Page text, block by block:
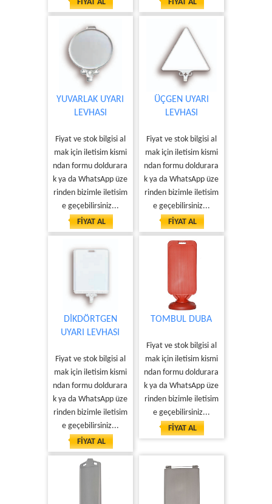
FİYAT AL FİYAT AL
YUVARLAK UYARI
LEVHASI
Fiyat ve stok bilgisi al
mak için iletisim kismi
ndan formu doldurara
k ya da WhatsApp üze
rinden bizimle iletisim
e geçebilirsiniz...
FİYAT AL
ÜÇGEN UYARI
LEVHASI
Fiyat ve stok bilgisi al
mak için iletisim kismi
ndan formu doldurara
k ya da WhatsApp üze
rinden bizimle iletisim
e geçebilirsiniz...
FİYAT AL
DİKDÖRTGEN
UYARI LEVHASI
Fiyat ve stok bilgisi al
mak için iletisim kismi
ndan formu doldurara
k ya da WhatsApp üze
rinden bizimle iletisim
e geçebilirsiniz...
FİYAT AL
TOMBUL DUBA
Fiyat ve stok bilgisi al
mak için iletisim kismi
ndan formu doldurara
k ya da WhatsApp üze
rinden bizimle iletisim
e geçebilirsiniz...
FİYAT AL